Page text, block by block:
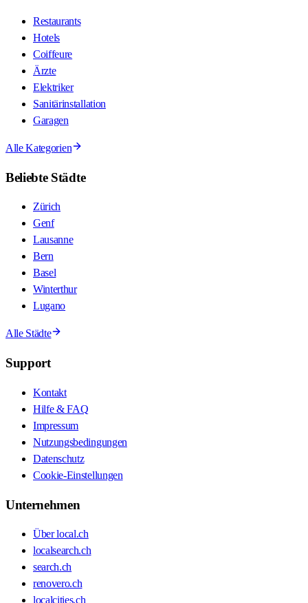
Restaurants
Hotels
Coiffeure
Ärzte
Elektriker
Sanitärinstallation
Garagen
Alle Kategorien
Beliebte Städte
Zürich
Genf
Lausanne
Bern
Basel
Winterthur
Lugano
Alle Städte
Support
Kontakt
Hilfe & FAQ
Impressum
Nutzungsbedingungen
Datenschutz
Cookie-Einstellungen
Unternehmen
Über local.ch
localsearch.ch
search.ch
renovero.ch
localcities.ch